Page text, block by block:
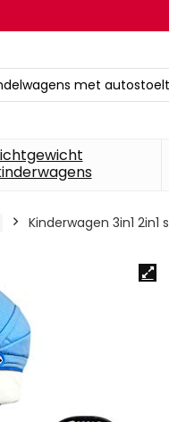
met
Kinderwagen 3in1